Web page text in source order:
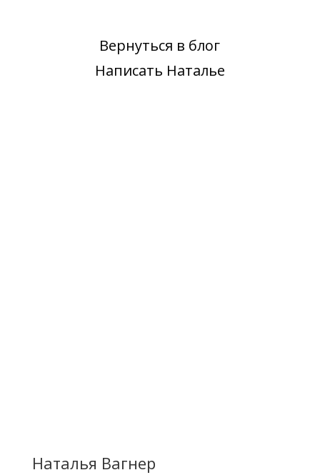
Вернуться в блог
Написать Наталье
Наталья Вагнер